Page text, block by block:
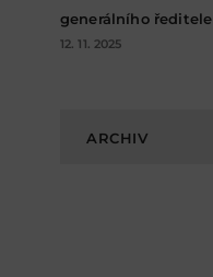
generálního ředitele
12. 11. 2025
ARCHIV